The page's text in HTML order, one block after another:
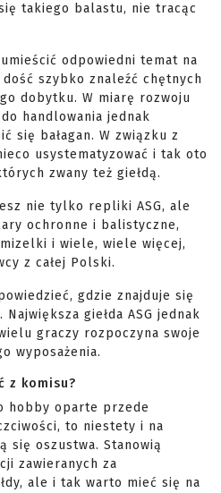
takiego balastu, nie tracąc
odpowiedni temat na
szybko znaleźć chętnych
dobytku. W miarę rozwoju
handlowania jednak
się bałagan. W związku z
usystematyzować i tak oto
zwany też giełdą.
nie tylko repliki ASG, ale
ochronne i balistyczne,
i wiele, wiele więcej,
z całej Polski.
gdzie znajduje się
giełda ASG jednak
graczy rozpoczyna swoje
wyposażenia.
z komisu?
hobby oparte przede
to niestety i na
się oszustwa. Stanowią
zawieranych za
ale i tak warto mieć się na